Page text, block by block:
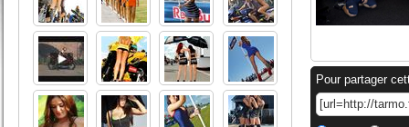
Pour partager